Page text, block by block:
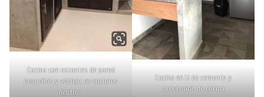
Cocina con estantes de pared
pequeños y azulejo en coclores
neutros
Cocina en U de cemento y
accesorios de cocina